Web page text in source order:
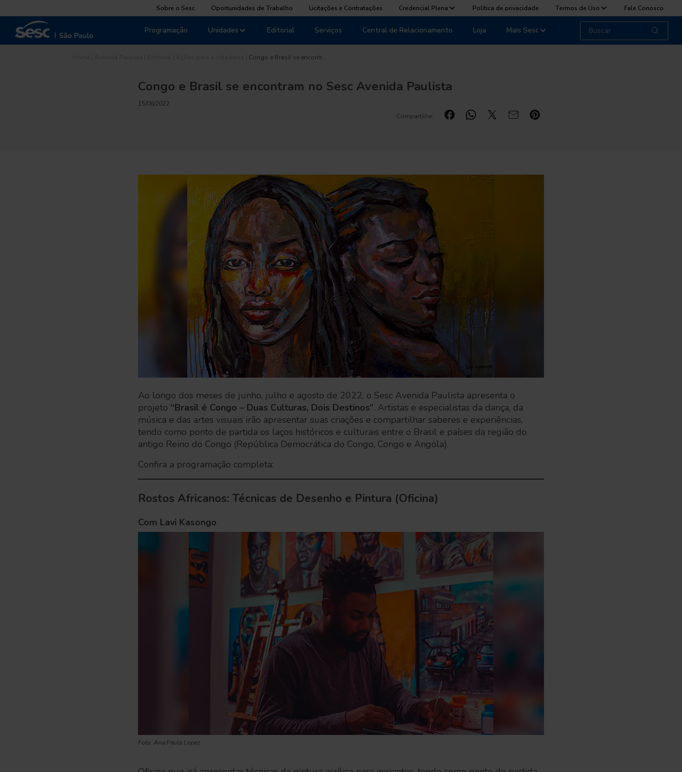
Sobre o Sesc Oportunidades de Trabalho Licitações e Contratações Credencial Plena Política de privacidade Termos de Uso Fale Conosco
Unidades
Programação Editorial Serviços Central de Relacionamento Loja Mais Sesc
Congo e Brasil se encontr…
Congo e Brasil se encontram no Sesc Avenida Paulista
15/06/2022
Compartilhe:
Ao longo dos meses de junho, julho e agosto de 2022, o Sesc Avenida Paulista apresenta o
projeto “Brasil é Congo – Duas Culturas, Dois Destinos”. Artistas e especialistas da dança, da
música e das artes visuais irão apresentar suas criações e compartilhar saberes e experiências,
tendo como ponto de partida os laços históricos e culturais entre o Brasil e países da região do
antigo Reino do Congo (República Democrática do Congo, Congo e Angola).
Confira a programação completa:
Rostos Africanos: Técnicas de Desenho e Pintura (Oficina)
Com Lavi Kasongo
Foto: Ana Paula Lopez